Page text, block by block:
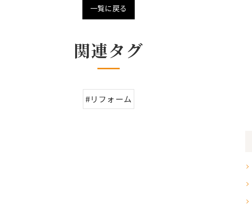
一覧に戻る
関連タグ
#リフォーム